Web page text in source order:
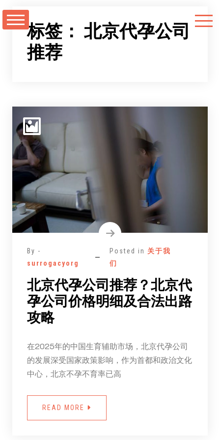
至
标签： 北京代孕公司
推荐
By -
surrogacyorg
Posted in 关于我
们
北京代孕公司推荐？北京代
孕公司价格明细及合法出路
攻略
在2025年的中国生育辅助市场，北京代孕公司
的发展深受国家政策影响，作为首都和政治文化
中心，北京不孕不育率已高
READ MORE